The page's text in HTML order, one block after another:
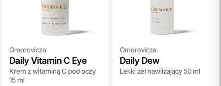
Omorovicza
Daily Vitamin C Eye
Krem z witaminą C pod oczy
15 ml
Omorovicza
Daily Dew
Lekki żel nawilżający 50 ml